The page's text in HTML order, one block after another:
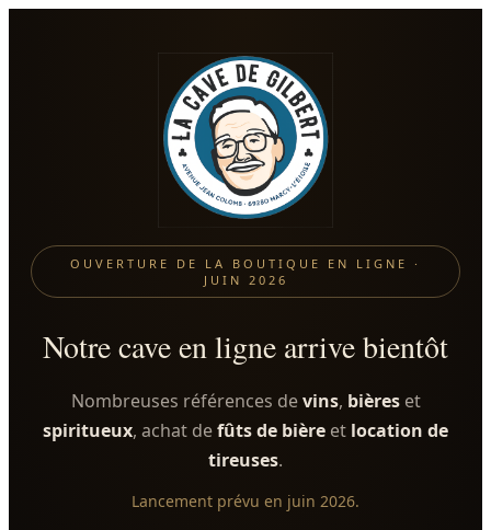
OUVERTURE DE LA BOUTIQUE EN LIGNE ·
JUIN 2026
Notre cave en ligne arrive bientôt
Nombreuses références devins, bièreset
spiritueux, achat defûts de bière et location de
tireuses.
Lancement prévu en juin 2026.